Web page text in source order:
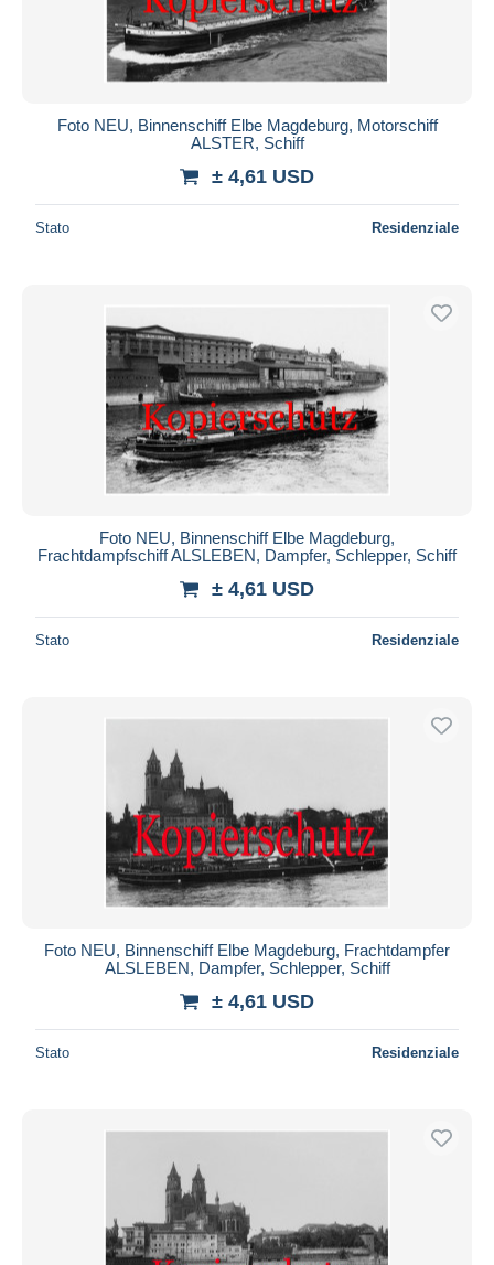
Foto NEU, Binnenschiff Elbe Magdeburg, Motorschiff
ALSTER, Schiff
± 4,61 USD
Stato Residenziale
Foto NEU, Binnenschiff Elbe Magdeburg,
Frachtdampfschiff ALSLEBEN, Dampfer, Schlepper, Schiff
± 4,61 USD
Stato Residenziale
Foto NEU, Binnenschiff Elbe Magdeburg, Frachtdampfer
ALSLEBEN, Dampfer, Schlepper, Schiff
± 4,61 USD
Stato Residenziale